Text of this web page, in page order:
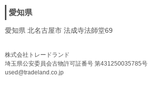
愛知県
愛知県 北名古屋市 法成寺法師堂69
株式会社トレードランド
埼玉県公安委員会古物許可証番号 第431250035785号
used@tradeland.co.jp